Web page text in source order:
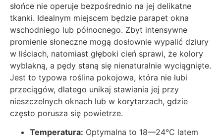
słońce nie operuje bezpośrednio na jej delikatne
tkanki. Idealnym miejscem będzie parapet okna
wschodniego lub północnego. Zbyt intensywne
promienie słoneczne mogą dosłownie wypalić dziury
w liściach, natomiast głęboki cień sprawi, że kolory
wyblakną, a pędy staną się nienaturalnie wyciągnięte.
Jest to typowa roślina pokojowa, która nie lubi
przeciągów, dlatego unikaj stawiania jej przy
nieszczelnych oknach lub w korytarzach, gdzie
często porusza się powietrze.
Temperatura: Optymalna to 18—24°C latem